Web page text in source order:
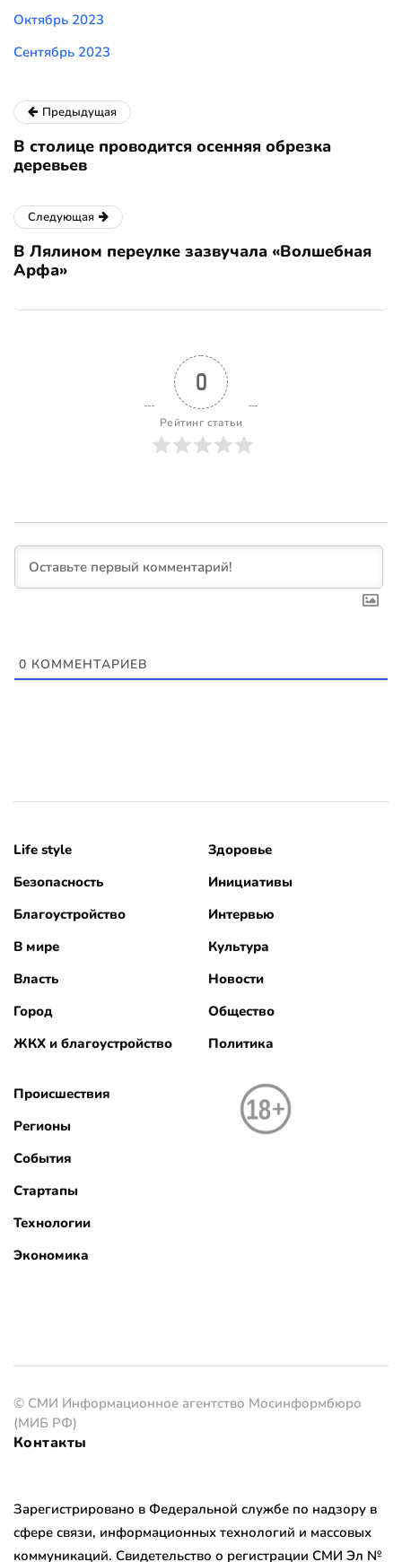
Октябрь 2023
Сентябрь 2023
Предыдущая
В столице проводится осенняя обрезка
деревьев
Следующая
В Лялином переулке зазвучала «Волшебная
Арфа»
0
Рейтинг статьи
0 КОММЕНТАРИЕВ
Life style
Безопасность
Благоустройство
В мире
Власть
Город
ЖКХ и благоустройство
Здоровье
Инициативы
Интервью
Культура
Новости
Общество
Политика
Происшествия
Регионы
События
Стартапы
Технологии
Экономика
© СМИ Информационное агентство Мосинформбюро
(МИБ РФ)
Контакты
Зарегистрировано в Федеральной службе по надзору в
сфере связи, информационных технологий и массовых
коммуникаций. Свидетельство о регистрации СМИ Эл №